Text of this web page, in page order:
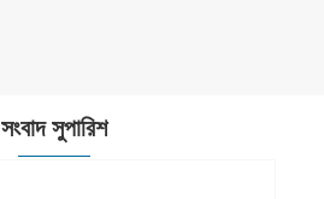
সংবাদ সুপারিশ